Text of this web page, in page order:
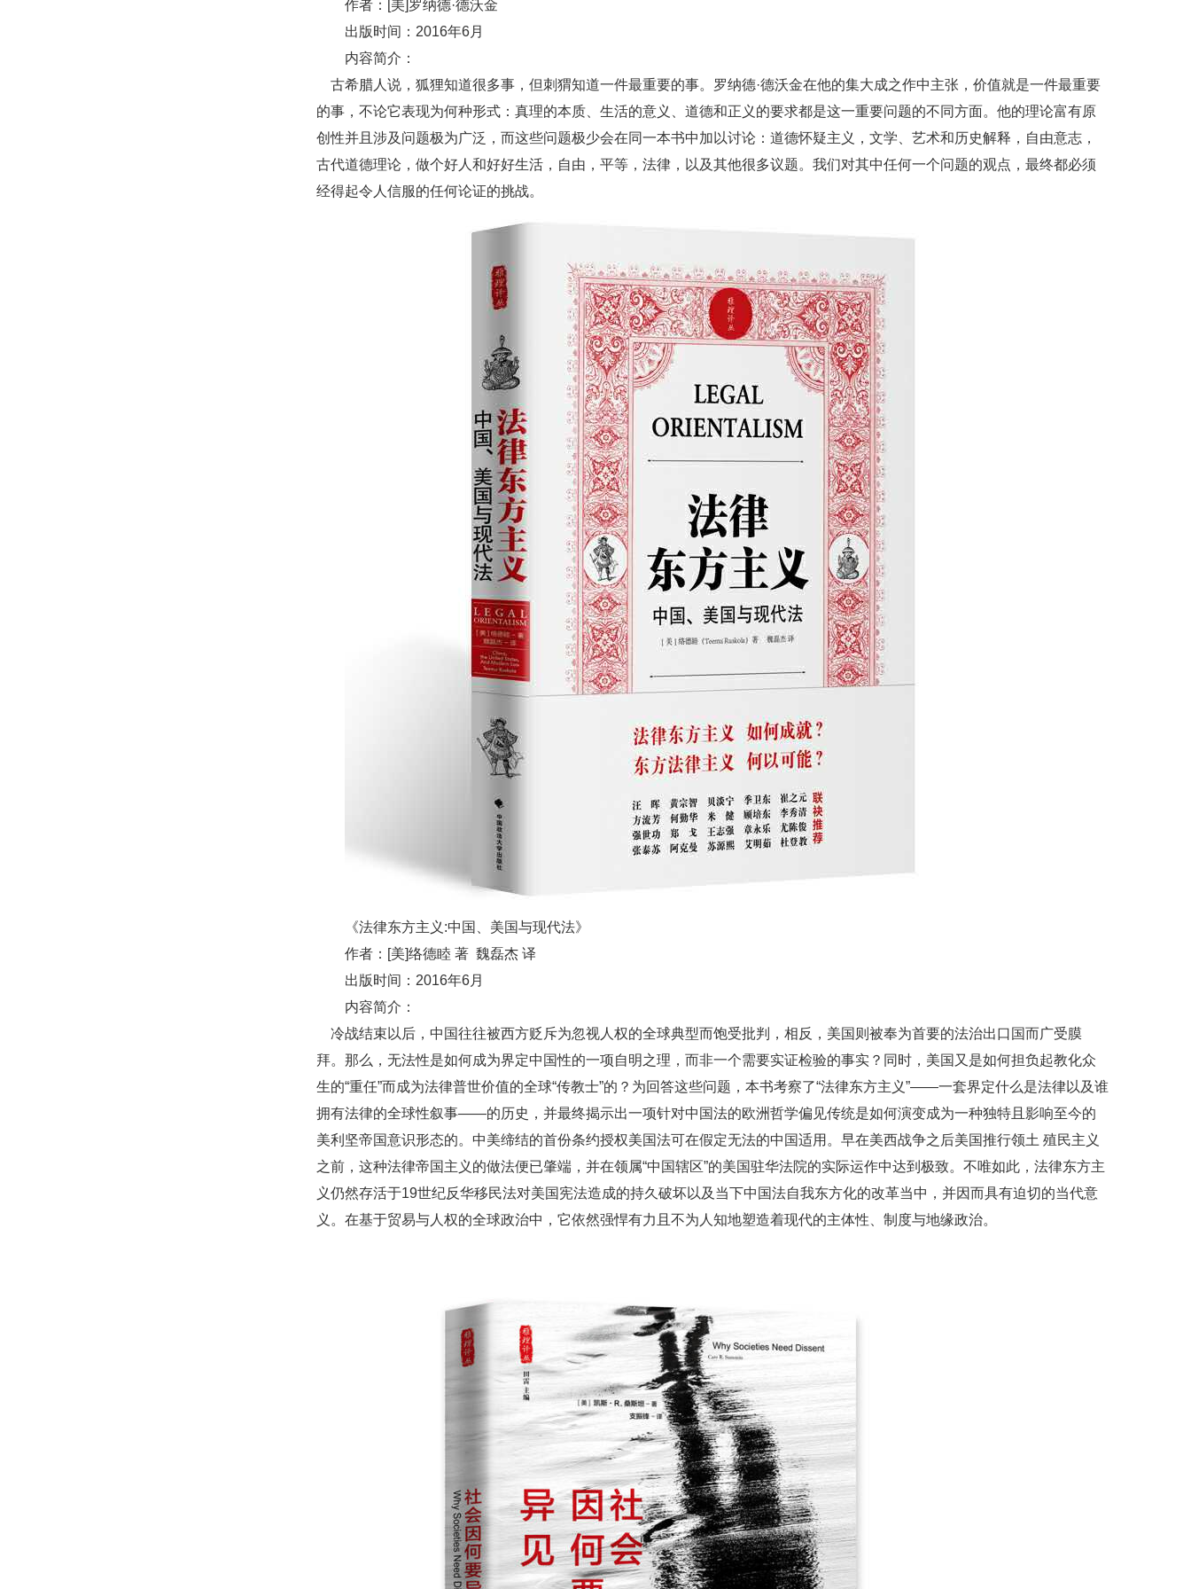
作者：[美]罗纳德·德沃金
出版时间：2016年6月
内容简介：
古希腊人说，狐狸知道很多事，但刺猬知道一件最重要的事。罗纳德·德沃金在他的集大成之作中主张，价值就是一件最重要
的事，不论它表现为何种形式：真理的本质、生活的意义、道德和正义的要求都是这一重要问题的不同方面。他的理论富有原
创性并且涉及问题极为广泛，而这些问题极少会在同一本书中加以讨论：道德怀疑主义，文学、艺术和历史解释，自由意志，
古代道德理论，做个好人和好好生活，自由，平等，法律，以及其他很多议题。我们对其中任何一个问题的观点，最终都必须
经得起令人信服的任何论证的挑战。
《法律东方主义:中国、美国与现代法》
作者：[美]络德睦 著 魏磊杰 译
出版时间：2016年6月
内容简介：
冷战结束以后，中国往往被西方贬斥为忽视人权的全球典型而饱受批判，相反，美国则被奉为首要的法治出口国而广受膜
拜。那么，无法性是如何成为界定中国性的一项自明之理，而非一个需要实证检验的事实？同时，美国又是如何担负起教化众
生的“重任”而成为法律普世价值的全球“传教士”的？为回答这些问题，本书考察了“法律东方主义”——一套界定什么是法律以及谁
拥有法律的全球性叙事——的历史，并最终揭示出一项针对中国法的欧洲哲学偏见传统是如何演变成为一种独特且影响至今的
美利坚帝国意识形态的。中美缔结的首份条约授权美国法可在假定无法的中国适用。早在美西战争之后美国推行领土 殖民主义
之前，这种法律帝国主义的做法便已肇端，并在领属“中国辖区”的美国驻华法院的实际运作中达到极致。不唯如此，法律东方主
义仍然存活于19世纪反华移民法对美国宪法造成的持久破坏以及当下中国法自我东方化的改革当中，并因而具有迫切的当代意
义。在基于贸易与人权的全球政治中，它依然强悍有力且不为人知地塑造着现代的主体性、制度与地缘政治。